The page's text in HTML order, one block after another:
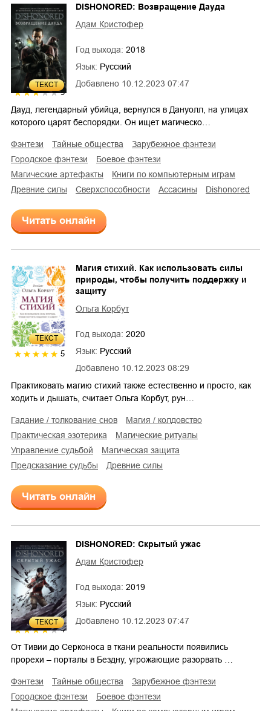
ТЕКСТ
3
Добавлено 10.12.2023 07:47
DISHONORED: Возвращение Дауда
Адам Кристофер
Год выхода: 2018
Язык: Русский
Дауд, легендарный убийца, вернулся в Дануолл, на улицах
которого царят беспорядки. Он ищет магическо…
фэнтези тайные общества
зарубежное фэнтези
городское фэнтези
боевое фэнтези
магические артефакты
книги по компьютерным играм
древние силы
сверхспособности ассасины Dishonored
Читать онлайн
ТЕКСТ
5
Добавлено 10.12.2023 08:29
Магия стихий. Как использовать силы
природы, чтобы получить поддержку и
защиту
Ольга Корбут
Год выхода: 2020
Язык: Русский
Практиковать магию стихий также естественно и просто, как
ходить и дышать, считает Ольга Корбут, рун…
гадание / толкование снов
магия / колдовство
практическая эзотерика
магические ритуалы
управление судьбой
магическая защита
предсказание судьбы
древние силы
Читать онлайн
ТЕКСТ
4
Добавлено 10.12.2023 07:47
DISHONORED: Скрытый ужас
Адам Кристофер
Год выхода: 2019
Язык: Русский
От Тивии до Серконоса в ткани реальности появились
прорехи – порталы в Бездну, угрожающие разорвать …
фэнтези тайные общества
зарубежное фэнтези
городское фэнтези
боевое фэнтези